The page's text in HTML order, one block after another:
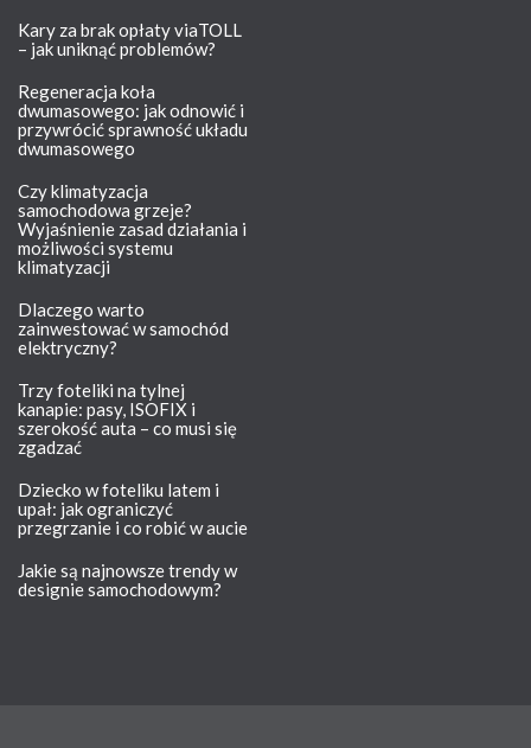
Kary za brak opłaty viaTOLL
– jak uniknąć problemów?
Regeneracja koła
dwumasowego: jak odnowić i
przywrócić sprawność układu
dwumasowego
Czy klimatyzacja
samochodowa grzeje?
Wyjaśnienie zasad działania i
możliwości systemu
klimatyzacji
Dlaczego warto
zainwestować w samochód
elektryczny?
Trzy foteliki na tylnej
kanapie: pasy, ISOFIX i
szerokość auta – co musi się
zgadzać
Dziecko w foteliku latem i
upał: jak ograniczyć
przegrzanie i co robić w aucie
Jakie są najnowsze trendy w
designie samochodowym?